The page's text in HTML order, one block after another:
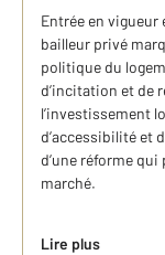
Entrée en
bailleur privé
politique du
d’incitation et de
l’investissement
d’accessibilité et
d’une réforme
marché.
Lire plus